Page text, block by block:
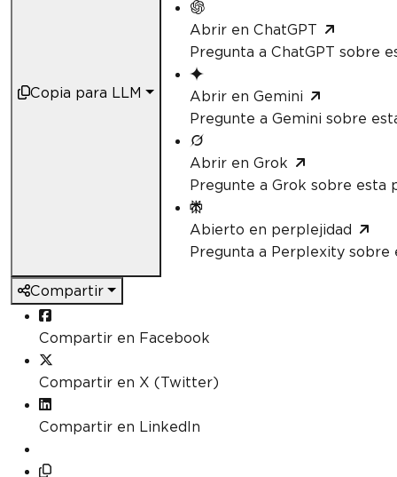
Copia para LLM
Abrir en ChatGPT
Pregunta a ChatGPT sobre
Abrir en Gemini
Pregunte a Gemini sobre
Abrir en Grok
Pregunte a Grok sobre esta
Abierto en perplejidad
Pregunta a Perplexity sobre
Compartir
Compartir en Facebook
Compartir en X (Twitter)
Compartir en LinkedIn